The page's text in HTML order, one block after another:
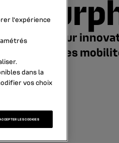
Directeur
nouvelles
l’expérience
dans la
vos choix
LES COOKIES